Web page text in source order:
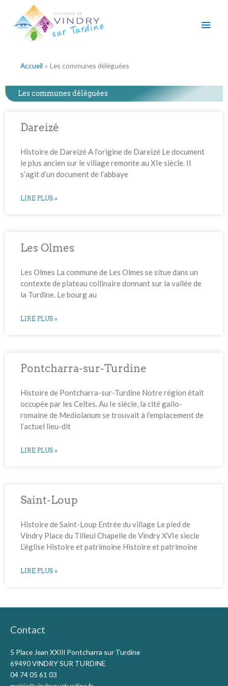
contenu
Accueil Les communes déléguées
Les communes déléguées
Dareizé
Histoire de Dareizé A l’origine de Dareizé Le document
le plus ancien sur le village remonte au XIe siècle. Il
s’agit d’un document de l’abbaye
LIRE PLUS »
Les Olmes
Les Olmes La commune de Les Olmes se situe dans un
contexte de plateau collinaire donnant sur la vallée de
la Turdine. Le bourg au
LIRE PLUS »
Pontcharra-sur-Turdine
Histoire de Pontcharra-sur-Turdine Notre région était
occupée par les Celtes. Au Ie siècle, la cité gallo-
romaine de Mediolanum se trouvait à l’emplacement de
l’actuel lieu-dit
LIRE PLUS »
Saint-Loup
Histoire de Saint-Loup Entrée du village Le pied de
Vindry Place du Tilleul Chapelle de Vindry XVIe siecle
L’église Histoire et patrimoine Histoire et patrimoine
LIRE PLUS »
Contact
5 Place Jean XXIII Pontcharra sur Turdine
69490 VINDRY SUR TURDINE
04 74 05 61 03